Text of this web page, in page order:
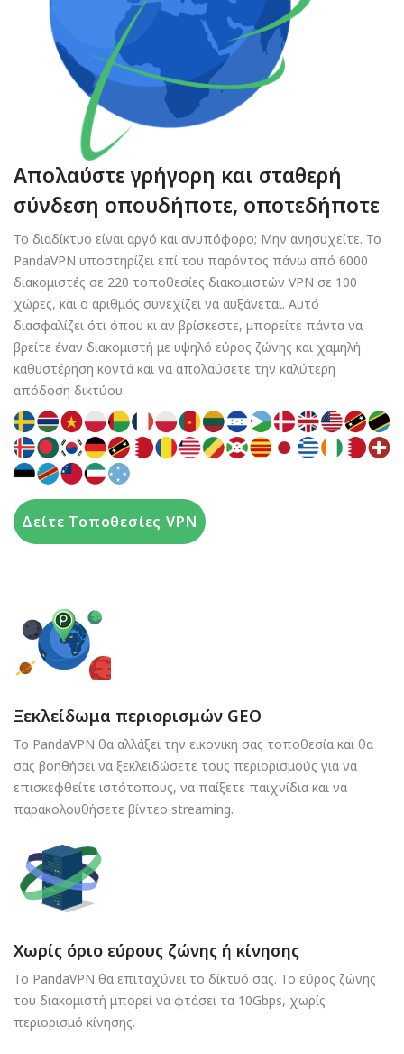
Απολαύστε γρήγορη και σταθερή
σύνδεση οπουδήποτε, οποτεδήποτε
Το διαδίκτυο είναι αργό και ανυπόφορο; Μην ανησυχείτε. Το
PandaVPN υποστηρίζει επί του παρόντος πάνω από 6000
διακομιστές σε 220 τοποθεσίες διακομιστών VPN σε 100
χώρες, και ο αριθμός συνεχίζει να αυξάνεται. Αυτό
διασφαλίζει ότι όπου κι αν βρίσκεστε, μπορείτε πάντα να
βρείτε έναν διακομιστή με υψηλό εύρος ζώνης και χαμηλή
καθυστέρηση κοντά και να απολαύσετε την καλύτερη
απόδοση δικτύου.
Δείτε Τοποθεσίες VPN
Ξεκλείδωμα περιορισμών GEO
Το PandaVPN θα αλλάξει την εικονική σας τοποθεσία και θα
σας βοηθήσει να ξεκλειδώσετε τους περιορισμούς για να
επισκεφθείτε ιστότοπους, να παίξετε παιχνίδια και να
παρακολουθήσετε βίντεο streaming.
Χωρίς όριο εύρους ζώνης ή κίνησης
Το PandaVPN θα επιταχύνει το δίκτυό σας. Το εύρος ζώνης
του διακομιστή μπορεί να φτάσει τα 10Gbps, χωρίς
περιορισμό κίνησης.